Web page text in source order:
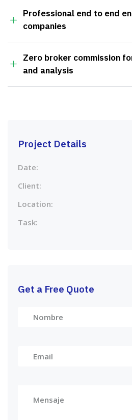
Project Details
Date:
Client:
Location:
Task:
Get a Free Quote
Professional end to end
companies
Zero broker commission
and analysis